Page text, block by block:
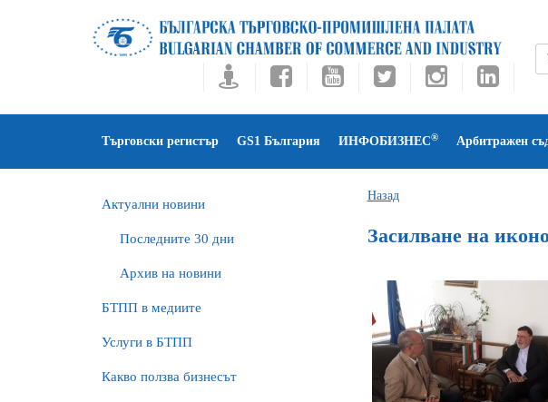
Търговски регистър GS1 България ИНФОБИЗНЕС® Арбитражен
Актуални новини
Последните 30 дни
Архив на новини
БTПП в медиите
Услуги в БТПП
Какво ползва бизнесът
Назад
Засилване на